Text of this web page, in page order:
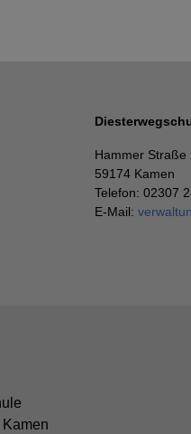
Hammer Straße
59174 Kamen
Telefon: 02307
E-Mail: